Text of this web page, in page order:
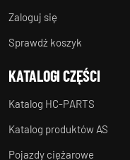
Zaloguj się
Sprawdź koszyk
KATALOGI CZĘŚCI
Katalog HC-PARTS
Katalog produktów AS
Pojazdy ciężarowe